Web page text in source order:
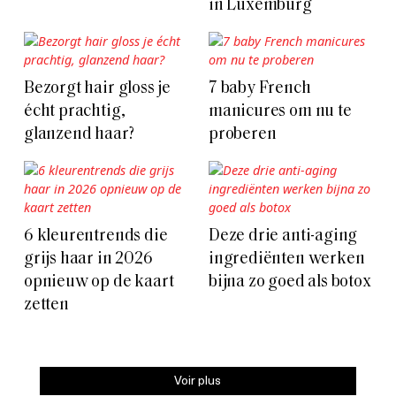
in Luxemburg
Bezorgt hair gloss je
écht prachtig,
glanzend haar?
7 baby French
manicures om nu te
proberen
6 kleurentrends die
grijs haar in 2026
opnieuw op de kaart
zetten
Deze drie anti-aging
ingrediënten werken
bijna zo goed als botox
Voir plus